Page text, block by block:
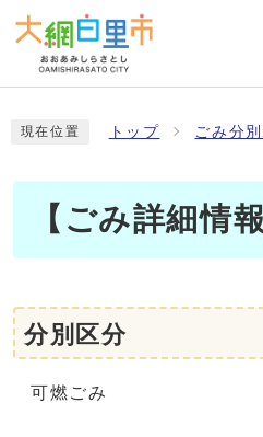
現在位置 トップ ごみ分
【ごみ詳細情
分別区分
可燃ごみ